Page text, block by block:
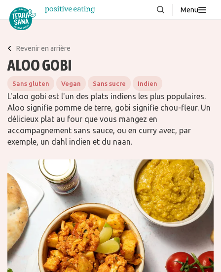
Menu
À propos de nous
Blog
Contacter
Téléchargements
Recettes
Revenir en arrière
ALOO GOBI
Sans gluten Vegan Sans sucre Indien
L'aloo gobi est l'un des plats indiens les plus populaires.
Aloo signifie pomme de terre, gobi signifie chou-fleur. Un
délicieux plat au four que vous mangez en
accompagnement sans sauce, ou en curry avec, par
exemple, un dahl indien et du naan.